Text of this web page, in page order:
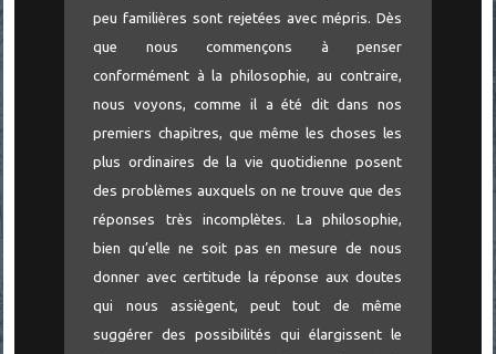
peu familières sont rejetées avec mépris. Dès
que nous commençons à penser
conformément à la philosophie, au contraire,
nous voyons, comme il a été dit dans nos
premiers chapitres, que même les choses les
plus ordinaires de la vie quotidienne posent
des problèmes auxquels on ne trouve que des
réponses très incomplètes. La philosophie,
bien qu’elle ne soit pas en mesure de nous
donner avec certitude la réponse aux doutes
qui nous assiègent, peut tout de même
suggérer des possibilités qui élargissent le